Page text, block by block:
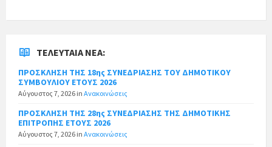
ΤΕΛΕΥΤΑΊΑ ΝΈΑ:
ΠΡΟΣΚΛΗΣΗ ΤΗΣ 18ης ΣΥΝΕΔΡΙΑΣΗΣ ΤΟΥ ΔΗΜΟΤΙΚΟΥ
ΣΥΜΒΟΥΛΙΟΥ ΕΤΟΥΣ 2026
Αύγουστος 7, 2026 in Ανακοινώσεις
ΠΡΟΣΚΛΗΣΗ ΤΗΣ 28ης ΣΥΝΕΔΡΙΑΣΗΣ ΤΗΣ ΔΗΜΟΤΙΚΗΣ
ΕΠΙΤΡΟΠΗΣ ΕΤΟΥΣ 2026
Αύγουστος 7, 2026 in Ανακοινώσεις